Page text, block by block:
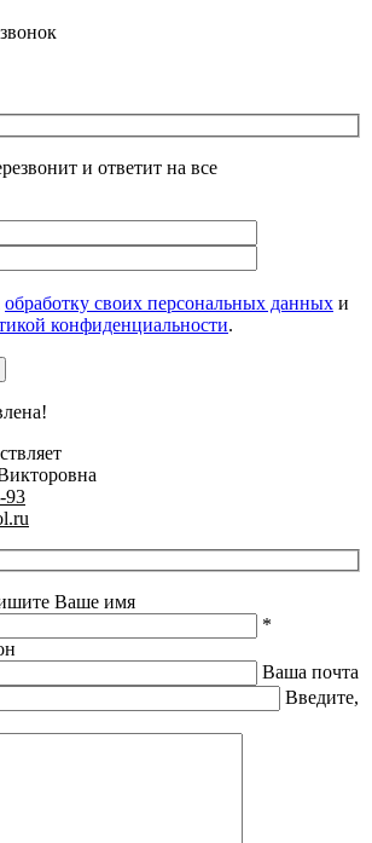
и ответит на все
обработку своих персональных данных и
конфиденциальности.
93
Ваше имя
*
Ваша почта
Введите,